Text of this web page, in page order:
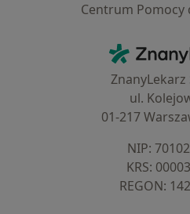
Centrum Pomocy
ZnanyLekarz
ul.
01-217
NIP:
KRS:
REGON: